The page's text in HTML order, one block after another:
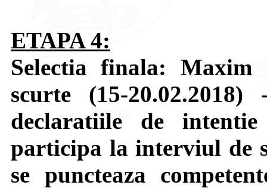
ETAPA 4:
Selectia finala:
scurte (15-
declaratiile de
participa la interviul de
se puncteaza